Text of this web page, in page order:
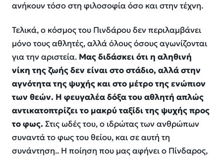
ανήκουν τόσο στη φιλοσοφία όσο και στην τέχνη.
Τελικά, ο κόσμος του Πινδάρου δεν περιλαμβάνει
μόνο τους αθλητές, αλλά όλους όσους αγωνίζονται
για την αριστεία. Μας διδάσκει ότι η αληθινή
νίκη της ζωής δεν είναι στο στάδιο, αλλά στην
αγνότητα της ψυχής και στο μέτρο της ενώπιον
των θεών. Η φευγαλέα δόξα του αθλητή απλώς
αντικατοπτρίζει το μακρύ ταξίδι της ψυχής προς
το φως. Στις ωδές του, ο ιδρώτας των ανθρώπων
συναντά το φως του θείου, και σε αυτή τη
συνάντηση.. Η ποίηση που μας αφήνει ο Πίνδαρος,